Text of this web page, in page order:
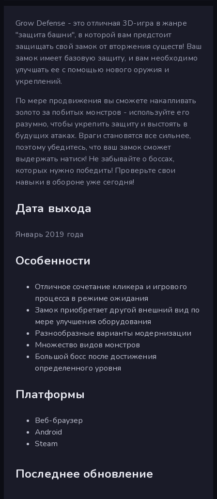
Grow Defense - это отличная 3D-игра в жанре
"защита башни", в которой вам предстоит
защищать свой замок от вторжения существ! Ваш
замок имеет базовую защиту, и вам необходимо
улучшать ее с помощью нового оружия и
укреплений.
По мере продвижения вы сможете накапливать
золото за побитых монстров - используйте его
разумно, чтобы укрепить защиту и выстоять в
будущих атаках. Враги становятся все сильнее,
поэтому убедитесь, что ваш замок сможет
выдержать натиск! Не забывайте о боссах,
которых нужно победить! Проверьте свои
навыки в обороне уже сегодня!
Дата выхода
Январь 2019 года
Особенности
Отличное сочетание кликера и игрового
процесса в режиме ожидания
Замок приобретает другой внешний вид по
мере улучшения оборудования
Разнообразные варианты модернизации
Множество видов монстров
Большой босс после достижения
определенного уровня
Платформы
Веб-браузер
Android
Steam
Последнее обновление